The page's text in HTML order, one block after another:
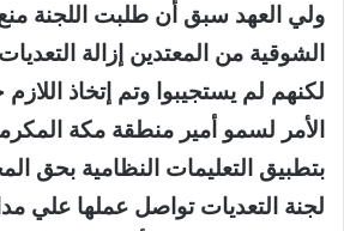
ولي العهد سبق أن طلبت اللجنة منع
الشوقية من المعتدين إزالة
لكنهم لم يستجيبوا وتم إتخاذ
الأمر لسمو أمير منطقة مكة
بتطبيق التعليمات النظامية بحق
لجنة التعديات تواصل عملها علي